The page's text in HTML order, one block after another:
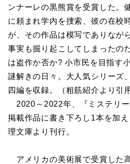
ンナーレの黒熊賞を受賞した。
に頼まれ学内を捜索、彼の在校
が、その作品は模写でありなが
事実も掘り起こしてしまったの
は盗作か否か? 小市民を目指す
謎解きの日々。大人気シリーズ
四編を収録。（粗筋紹介より引
2020～2022年、『ミステリー
掲載作品に書き下ろし1本を加
理文庫より刊行。
アメリカの美術展で受賞した